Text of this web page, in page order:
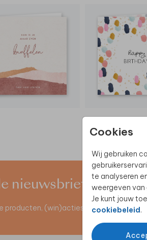
Cookies
Wij gebruiken
te analyseren
weergeven
Je kunt jouw
cookiebeleid.
nieuwsbrief
producten, (win)acties en unieke